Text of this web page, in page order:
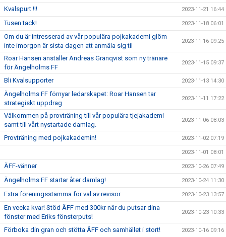
Kvalspurt !!! 2023-11-21 16:44
Tusen tack! 2023-11-18 06:01
Om du är intresserad av vår populära pojkakademi glöm
inte imorgon är sista dagen att anmäla sig til
2023-11-16 09:25
Roar Hansen anställer Andreas Granqvist som ny tränare
för Ängelholms FF
2023-11-15 09:37
Bli Kvalsupporter 2023-11-13 14:30
Ängelholms FF förnyar ledarskapet: Roar Hansen tar
strategiskt uppdrag
2023-11-11 17:22
Välkommen på provträning till vår populära tjejakademi
samt till vårt nystartade damlag.
2023-11-06 08:03
Provträning med pojkakademin! 2023-11-02 07:19
2023-11-01 08:01
ÄFF-vänner 2023-10-26 07:49
Ängelholms FF startar åter damlag! 2023-10-24 11:30
Extra föreningsstämma för val av revisor 2023-10-23 13:57
En vecka kvar! Stöd ÄFF med 300kr när du putsar dina
fönster med Eriks fönsterputs!
2023-10-23 10:33
Förboka din gran och stötta ÄFF och samhället i stort! 2023-10-16 09:16